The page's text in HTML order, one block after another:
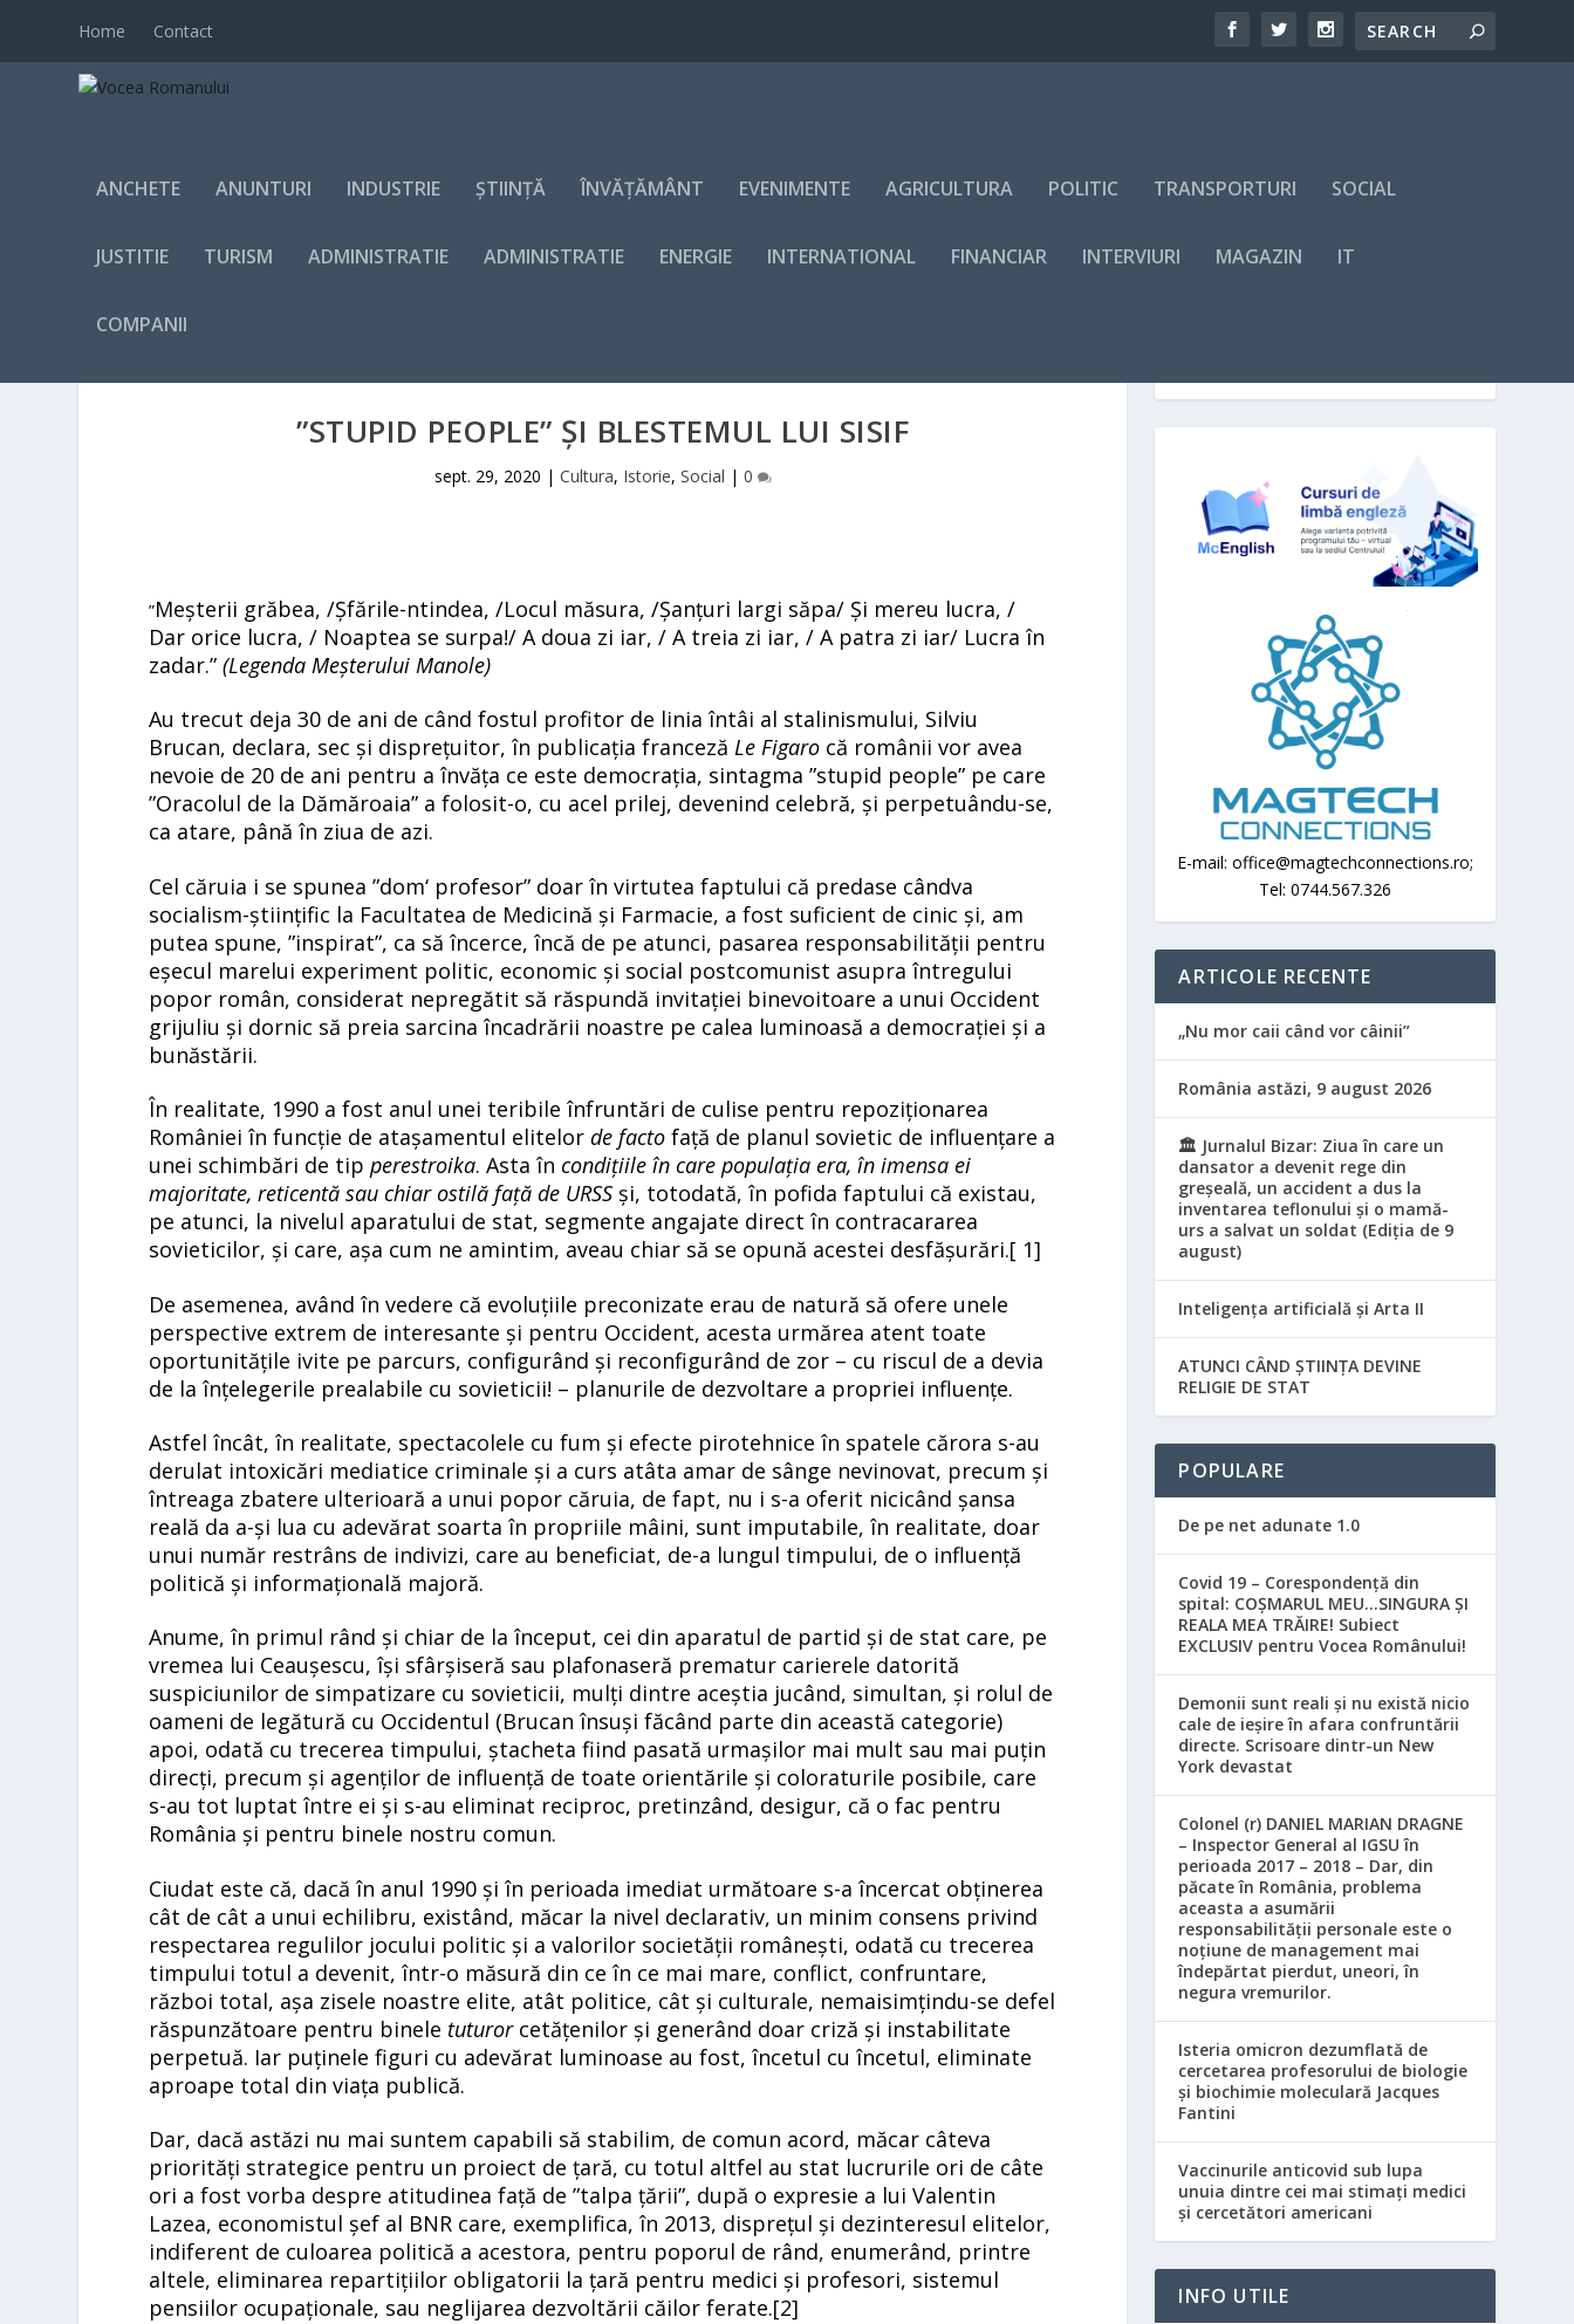
Home Contact
ANCHETE ANUNTURI INDUSTRIE ȘTIINȚĂ ÎNVĂȚĂMÂNT EVENIMENTE AGRICULTURA POLITIC TRANSPORTURI SOCIAL
JUSTITIE TURISM ADMINISTRATIE ADMINISTRATIE ENERGIE INTERNATIONAL FINANCIAR INTERVIURI MAGAZIN IT
COMPANII
”STUPID PEOPLE” ȘI BLESTEMUL LUI SISIF
sept. 29, 2020 | Cultura, Istorie, Social | 0
”Meșterii grăbea, /Șfările-ntindea, /Locul măsura, /Șanțuri largi săpa/ Și mereu lucra, /
Dar orice lucra, / Noaptea se surpa!/ A doua zi iar, / A treia zi iar, / A patra zi iar/ Lucra în
zadar.”(LegendaMeșterului Manole)
Au trecut deja 30 de ani de când fostul profitor de linia întâi al stalinismului, Silviu
Brucan, declara, sec și disprețuitor, în publicația francezăLe Figaro că românii vor avea
nevoie de 20 de ani pentru a învăța ce este democrația, sintagma ”stupid people” pe care
”Oracolul de la Dămăroaia” a folosit-o, cu acel prilej, devenind celebră, și perpetuându-se,
ca atare, până în ziua de azi.
Cel căruia i se spunea ”dom‘ profesor” doar în virtutea faptului că predase cândva
socialism-științific la Facultatea de Medicină și Farmacie, a fost suficient de cinic și, am
putea spune, ”inspirat”, ca să încerce, încă de pe atunci, pasarea responsabilității pentru
eșecul marelui experiment politic, economic și social postcomunist asupra întregului
popor român, considerat nepregătit să răspundă invitației binevoitoare a unui Occident
grijuliu și dornic să preia sarcina încadrării noastre pe calea luminoasă a democrației și a
bunăstării.
În realitate, 1990 a fost anul unei teribile înfruntări de culise pentru repoziționarea
României în funcție de atașamentul elitelorde facto față de planul sovietic de influențare a
unei schimbări de tipperestroika. Asta în condițiile în care populația era, în imensa ei
majoritate, reticentă sau chiar ostilă față de URSS și, totodată, în pofida faptului că existau,
pe atunci, la nivelul aparatului de stat, segmente angajate direct în contracararea
sovieticilor, și care, așa cum ne amintim, aveau chiar să se opună acestei desfășurări.[ 1]
De asemenea, având în vedere că evoluțiile preconizate erau de natură să ofere unele
perspective extrem de interesante și pentru Occident, acesta urmărea atent toate
oportunitățile ivite pe parcurs, configurând și reconfigurând de zor – cu riscul de a devia
de la înțelegerile prealabile cu sovieticii! – planurile de dezvoltare a propriei influențe.
Astfel încât, în realitate, spectacolele cu fum și efecte pirotehnice în spatele cărora s-au
derulat intoxicări mediatice criminale și a curs atâta amar de sânge nevinovat, precum și
întreaga zbatere ulterioară a unui popor căruia, de fapt, nu i s-a oferit nicicând șansa
reală da a-și lua cu adevărat soarta în propriile mâini, sunt imputabile, în realitate, doar
unui număr restrâns de indivizi, care au beneficiat, de-a lungul timpului, de o influență
politică și informațională majoră.
Anume, în primul rând și chiar de la început, cei din aparatul de partid și de stat care, pe
vremea lui Ceaușescu, își sfârșiseră sau plafonaseră prematur carierele datorită
suspiciunilor de simpatizare cu sovieticii, mulți dintre aceștia jucând, simultan, și rolul de
oameni de legătură cu Occidentul (Brucan însuși făcând parte din această categorie)
apoi, odată cu trecerea timpului, ștacheta fiind pasată urmașilor mai mult sau mai puțin
direcți, precum și agenților de influență de toate orientările și coloraturile posibile, care
s-au tot luptat între ei și s-au eliminat reciproc, pretinzând, desigur, că o fac pentru
România și pentru binele nostru comun.
Ciudat este că, dacă în anul 1990 și în perioada imediat următoare s-a încercat obținerea
cât de cât a unui echilibru, existând, măcar la nivel declarativ, un minim consens privind
respectarea regulilor jocului politic și a valorilor societății românești, odată cu trecerea
timpului totul a devenit, într-o măsură din ce în ce mai mare, conflict, confruntare,
război total, așa zisele noastre elite, atât politice, cât și culturale, nemaisimțindu-se defel
răspunzătoare pentru binele tuturorcetățenilor și generând doar criză și instabilitate
perpetuă. Iar puținele figuri cu adevărat luminoase au fost, încetul cu încetul, eliminate
aproape total din viața publică.
Dar, dacă astăzi nu mai suntem capabili să stabilim, de comun acord, măcar câteva
priorități strategice pentru un proiect de țară, cu totul altfel au stat lucrurile ori de câte
ori a fost vorba despre atitudinea față de ”talpa țării”, după o expresie a lui Valentin
Lazea, economistul șef al BNR care, exemplifica, în 2013, disprețul și dezinteresul elitelor,
indiferent de culoarea politică a acestora, pentru poporul de rând, enumerând, printre
altele, eliminarea repartițiilor obligatorii la țară pentru medici și profesori, sistemul
pensiilor ocupaționale, sau neglijarea dezvoltării căilor ferate.[2]
E-mail: office@magtechconnections.ro;
Tel: 0744.567.326
ARTICOLE RECENTE
„Nu mor caii când vor câinii”
România astăzi, 9 august 2026
🏛️ Jurnalul Bizar: Ziua în care un
dansator a devenit rege din
greșeală, un accident a dus la
inventarea teflonului și o mamă-
urs a salvat un soldat (Ediția de 9
august)
Inteligența artificială și Arta II
ATUNCI CÂND ȘTIINȚA DEVINE
RELIGIE DE STAT
POPULARE
De pe net adunate 1.0
Covid 19 – Corespondență din
spital: COȘMARUL MEU…SINGURA ȘI
REALA MEA TRĂIRE! Subiect
EXCLUSIV pentru Vocea Românului!
Demonii sunt reali și nu există nicio
cale de ieșire în afara confruntării
directe. Scrisoare dintr-un New
York devastat
Colonel (r) DANIEL MARIAN DRAGNE
– Inspector General al IGSU în
perioada 2017 – 2018 – Dar, din
păcate în România, problema
aceasta a asumării
responsabilităţii personale este o
noţiune de management mai
îndepărtat pierdut, uneori, în
negura vremurilor.
Isteria omicron dezumflată de
cercetarea profesorului de biologie
și biochimie moleculară Jacques
Fantini
Vaccinurile anticovid sub lupa
unuia dintre cei mai stimați medici
și cercetători americani
INFO UTILE